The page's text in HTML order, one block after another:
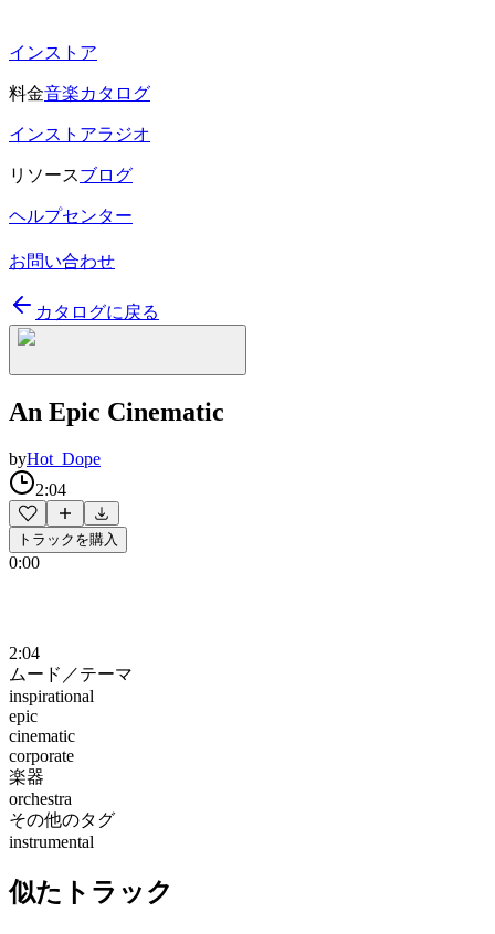
インストア
料金音楽カタログ
インストアラジオ
リソースブログ
ヘルプセンター
お問い合わせ
カタログに戻る
An Epic Cinematic
byHot_Dope
2:04
トラックを購入
0:00
2:04
ムード／テーマ
inspirational
epic
cinematic
corporate
楽器
orchestra
その他のタグ
instrumental
似たトラック